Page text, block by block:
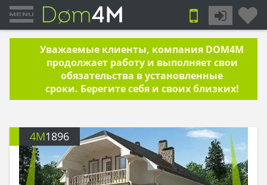
Уважаемые клиенты, компания DOM4M
продолжает работу и выполняет свои
обязательства в установленные
сроки. Берегите себя и своих близких!
4M1896